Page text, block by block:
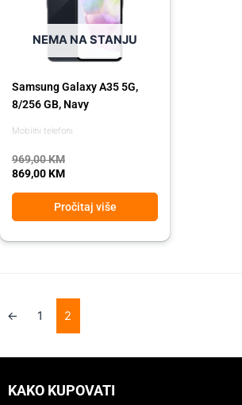
NEMA NA STANJU
Mobilni telefoni
Samsung Galaxy A35 5G,
8/256 GB, Navy
969,00KM
869,00KM
Pročitaj više
← 1 2
KAKO KUPOVATI